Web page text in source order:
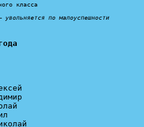
класса
увольняется по малоуспешности